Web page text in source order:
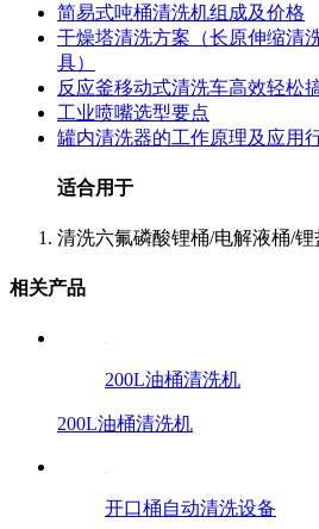
简易式吨桶清洗机组成及价格
干燥塔清洗方案（长原伸缩清
具）
反应釜移动式清洗车高效轻松
工业喷嘴选型要点
罐内清洗器的工作原理及应用
适合用于
清洗六氟磷酸锂桶/电解液桶/锂
相关产品
200L油桶清洗机
200L油桶清洗机
开口桶自动清洗设备